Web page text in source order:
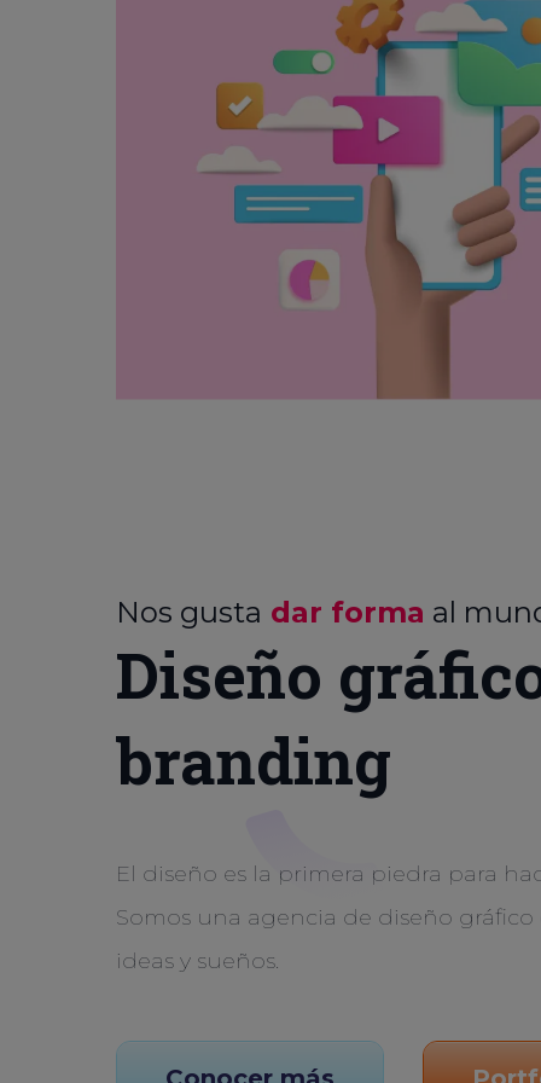
Nos gusta dar forma al
Diseño
branding
El diseño es la primera piedra para
Somos una agencia de diseño
ideas y sueños.